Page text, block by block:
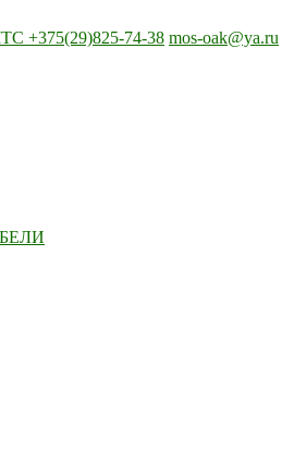
+375(29)825-74-38 mos-oak@ya.ru